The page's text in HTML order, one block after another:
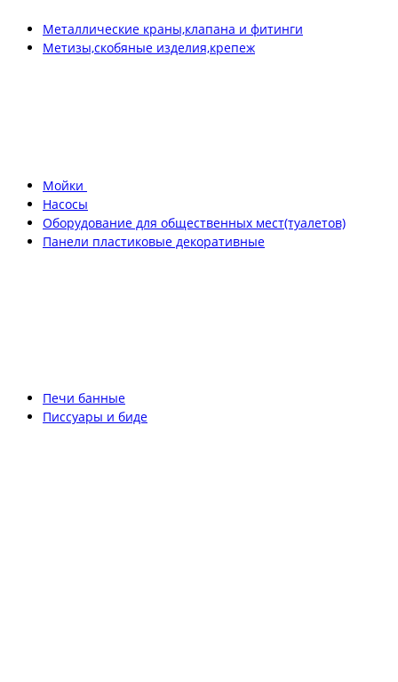
Металлические краны,клапана и фитинги
Метизы,скобяные изделия,крепеж
Мойки
Насосы
Оборудование для общественных мест(туалетов)
Панели пластиковые декоративные
Печи банные
Писсуары и биде